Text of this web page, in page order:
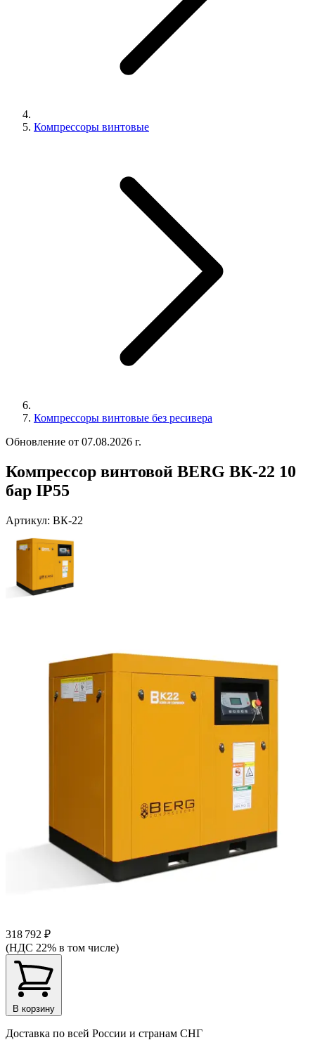
Компрессоры винтовые
Компрессоры винтовые без ресивера
Обновление от 07.08.2026 г.
Компрессор винтовой BERG ВК-22 10
бар IP55
Артикул: ВК-22
318 792 ₽
(НДС 22% в том числе)
В корзину
Доставка по всей России и странам СНГ